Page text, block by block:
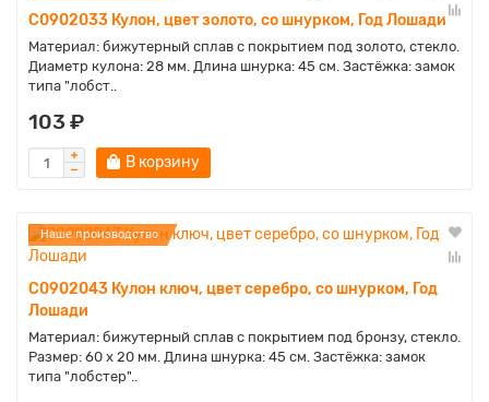
C0902033 Кулон, цвет золото, со шнурком, Год Лошади
Материал: бижутерный сплав с покрытием под золото, стекло.
Диаметр кулона: 28 мм. Длина шнурка: 45 см. Застёжка: замок
типа "лобст..
103 ₽
В корзину
Наше производство
C0902043 Кулон ключ, цвет серебро, со шнурком, Год
Лошади
Материал: бижутерный сплав с покрытием под бронзу, стекло.
Размер: 60 x 20 мм. Длина шнурка: 45 см. Застёжка: замок
типа "лобстер"..